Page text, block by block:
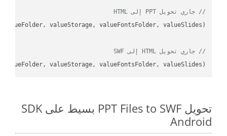
// جاري تحويل PPT إلى HTML
// جاري تحويل HTML إلى SWF
valueStorage, valueFontsFolder, valueSlides);
تحويل PPT Files to SWF بسيط على SDK
Android